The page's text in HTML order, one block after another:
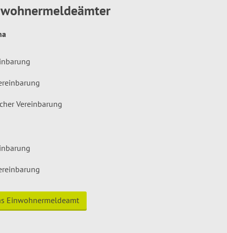
Vereinbarung
Einwohnermeldeamt